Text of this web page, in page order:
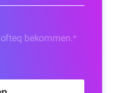
bekommen.*